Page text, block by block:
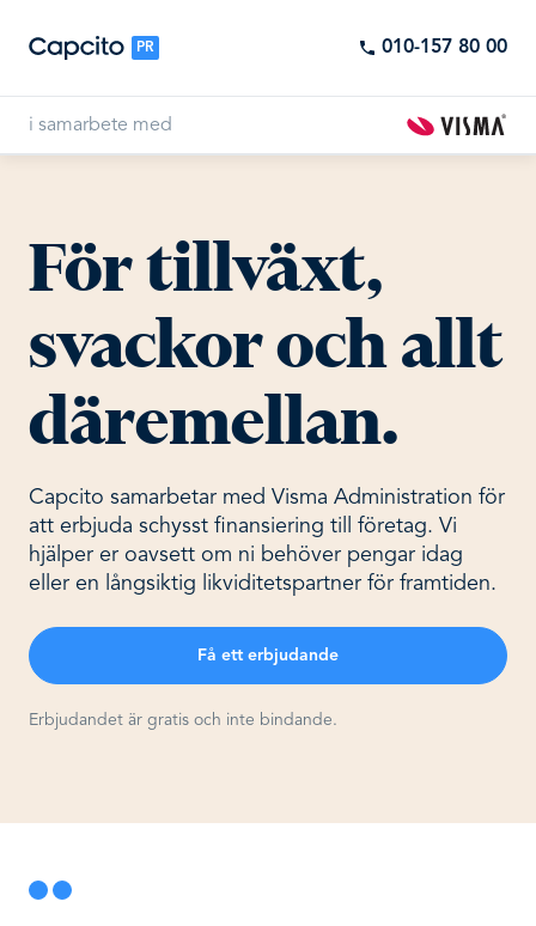
PR 010-157 80 00
i samarbete med
För tillväxt,
svackor och allt
däremellan.
Capcito samarbetar med Visma Administration för
att erbjuda schysst finansiering till företag. Vi
hjälper er oavsett om ni behöver pengar idag
eller en långsiktig likviditetspartner för framtiden.
Få ett erbjudande
Erbjudandet är gratis och inte bindande.